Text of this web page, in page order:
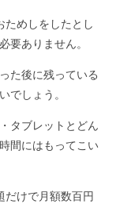
ためしをしたとし
要ありません。
た後に残っている
でしょう。
タブレットとどん
間にはもってこい
だけで月額数百円